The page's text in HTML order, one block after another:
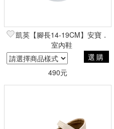
凱英【腳長14-19CM】安寶．
室內鞋
選購
490元